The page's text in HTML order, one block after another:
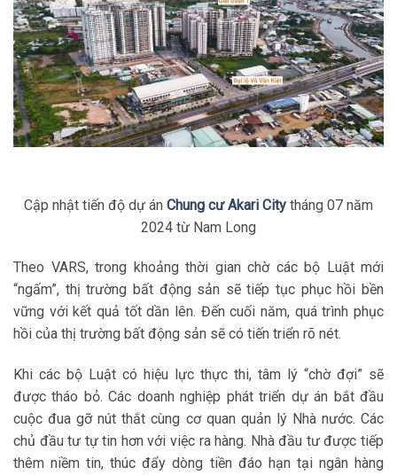
Cập nhật tiến độ dự án Chung cư Akari City tháng 07 năm
2024 từ Nam Long
Theo VARS, trong khoảng thời gian chờ các bộ Luật mới
“ngấm”, thị trường bất động sản sẽ tiếp tục phục hồi bền
vững với kết quả tốt dần lên. Đến cuối năm, quá trình phục
hồi của thị trường bất động sản sẽ có tiến triển rõ nét.
Khi các bộ Luật có hiệu lực thực thi, tâm lý “chờ đợi” sẽ
được tháo bỏ. Các doanh nghiệp phát triển dự án bắt đầu
cuộc đua gỡ nút thắt cùng cơ quan quản lý Nhà nước. Các
chủ đầu tư tự tin hơn với việc ra hàng. Nhà đầu tư được tiếp
thêm niềm tin, thúc đẩy dòng tiền đáo hạn tại ngân hàng